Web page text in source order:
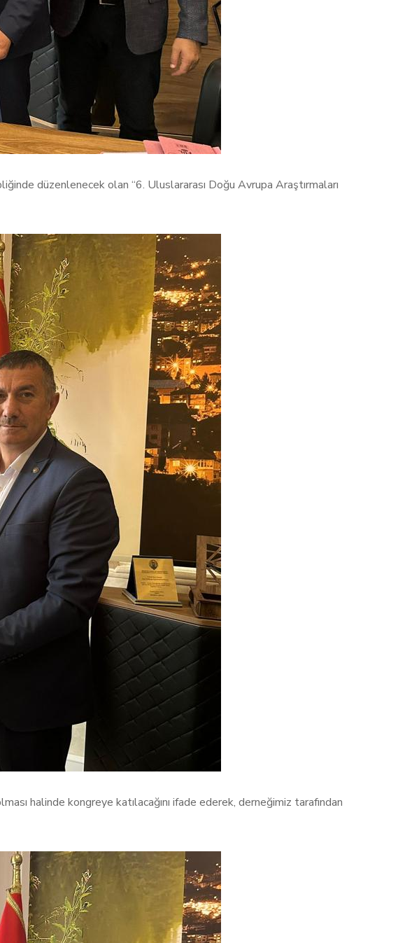
düzenlenecek olan “6. Uluslararası Doğu Avrupa Araştırmaları
halinde kongreye katılacağını ifade ederek, derneğimiz tarafından